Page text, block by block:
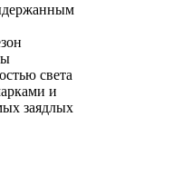
света
и
заядлых